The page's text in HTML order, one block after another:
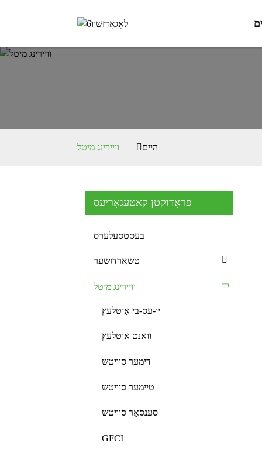
היים וויירינג מיטל
פּראָדוקטן קאַטעגאָריעס
בעסטסעלערס
טשאַרדזשער
וויירינג מיטל
יו-עס-בי אַוטלעץ
וואַנט אַוטלעץ
דימער סוויטש
טיימער סוויטש
סענסאָר סוויטש
GFCI